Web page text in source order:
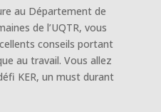
au Département de
de l’UQTR, vous
conseils portant
au travail. Vous allez
KER, un must durant